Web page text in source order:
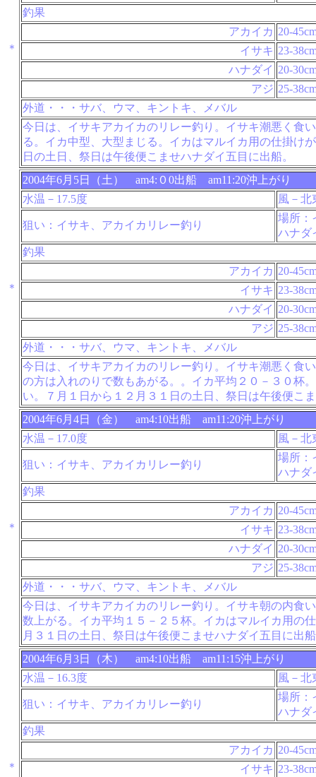
＊
釣果
アカイカ 20-
イサキ 23-
ハナダイ 20-
アジ 25-
外道・・・サバ、ウマ、キントキ、メバル
今日は、イサキアカイカのリレー釣り。イサキ潮悪く食
る。イカ中型、大型まじる。イカはマルイカ用の仕掛け
日の土日、祭日は午後便こませハナダイ五目に出船。
＊
2004年6月5日（土） am4:０0出船 am11:20沖上がり
水温－17.5度
風－北
狙い：イサキ、アカイカリレー釣り
場所：
ハナダ
釣果
アカイカ 20-
イサキ 23-
ハナダイ 20-
アジ 25-
外道・・・サバ、ウマ、キントキ、メバル
今日は、イサキアカイカのリレー釣り。イサキ潮悪く食
の方は入れのりで数もあがる。。イカ平均２０－３０杯
い。７月１日から１２月３１日の土日、祭日は午後便こ
＊
2004年6月4日（金） am4:10出船 am11:20沖上がり
水温－17.0度
風－北
狙い：イサキ、アカイカリレー釣り
場所：
ハナダ
釣果
アカイカ 20-
イサキ 23-
ハナダイ 20-
アジ 25-
外道・・・サバ、ウマ、キントキ、メバル
今日は、イサキアカイカのリレー釣り。イサキ朝の内食
数上がる。イカ平均１５－２５杯。イカはマルイカ用の
月３１日の土日、祭日は午後便こませハナダイ五目に出
＊
2004年6月3日（木） am4:10出船 am11:15沖上がり
水温－16.3度
風－北
狙い：イサキ、アカイカリレー釣り
場所：
ハナダ
釣果
アカイカ 20-
イサキ 23-